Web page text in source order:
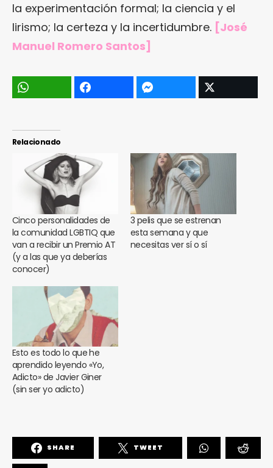
la experimentación formal; la ciencia y el
lirismo; la certeza y la incertidumbre. [José
Manuel Romero Santos]
Relacionado
Cinco personalidades de
la comunidad LGBTIQ que
van a recibir un Premio AT
(y a las que ya deberías
conocer)
3 pelis que se estrenan
esta semana y que
necesitas ver sí o sí
Esto es todo lo que he
aprendido leyendo «Yo,
Adicto» de Javier Giner
(sin ser yo adicto)
SHARE TWEET